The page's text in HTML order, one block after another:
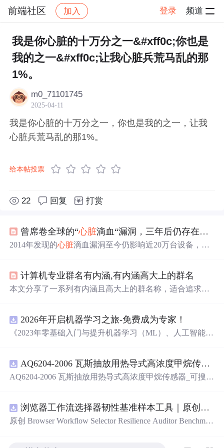
前端社区 加入 登录 频道
社区 前端社区 感慨 帖子详情
我是你心脏的十万分之一&#xff0c;你也是
我的之一&#xff0c;让我心脏兵荒马乱的那
1%。
m0_71101745
2025-04-11
我是你心脏的十万分之一，你也是我的之一，让我
心脏兵荒马乱的那1%。
给本帖投票
22 回复 打赏
曾席卷全球的“心脏滴血“漏洞，三年后仍存在于近20万设备中
2014年发现的心脏滴血漏洞至今仍影响近20万台设备，其
许多组织仍未修补。
计算机专业群名有内涵,有内涵高大上的群名
本文分享了一系列有内涵且高大上的群名称，适合追求个
2026年开启机器学习之旅-免费成为专家！
《2023年零基础入门与提升机器学习（ML）、人工智能
AQ6204-2006 瓦斯抽放用热导式高浓度甲烷传感器-可搜索.pdf
AQ6204-2006 瓦斯抽放用热导式高浓度甲烷传感器_可搜
浏览器工作流选择器韧性基准样本工具｜原创源码+测试+离线报告
原创 Browser Workflow Selector Resilience Auditor Benchmar